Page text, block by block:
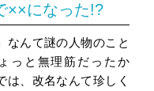
××になった!?
んて謎の人物のこと
っと無理筋だったか
は、改名なんて珍しく